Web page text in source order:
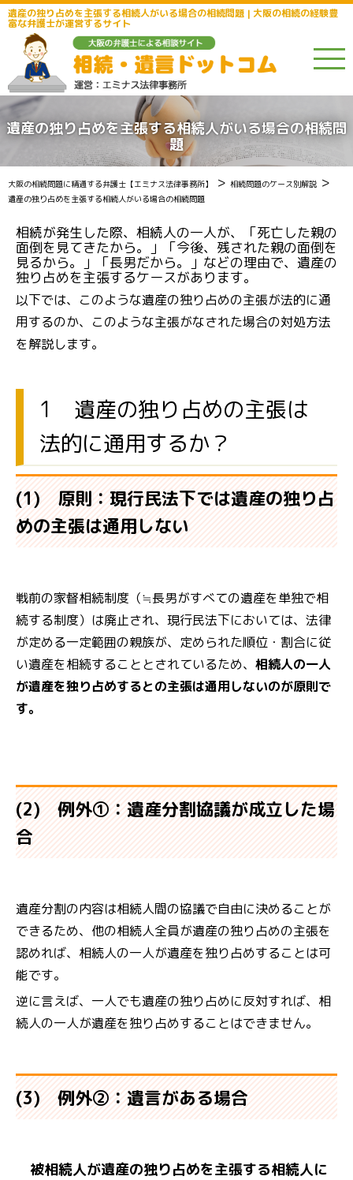
遺産の独り占めを主張する相続人がいる場合の相続問題 | 大阪の相続の経験豊
富な弁護士が運営するサイト
遺産の独り占めを主張する相続人がいる場合の相続問
題
大阪の相続問題に精通する弁護士【エミナス法律事務所】 > 相続問題のケース別解説 >
遺産の独り占めを主張する相続人がいる場合の相続問題
相続が発生した際、相続人の一人が、「死亡した親の
面倒を見てきたから。」「今後、残された親の面倒を
見るから。」「長男だから。」などの理由で、遺産の
独り占めを主張するケースがあります。
以下では、このような遺産の独り占めの主張が法的に通
用するのか、このような主張がなされた場合の対処方法
を解説します。
1 遺産の独り占めの主張は
法的に通用するか？
(1) 原則：現行民法下では遺産の独り占
めの主張は通用しない
戦前の家督相続制度（≒長男がすべての遺産を単独で相
続する制度）は廃止され、現行民法下においては、法律
が定める一定範囲の親族が、定められた順位・割合に従
い遺産を相続することとされているため、 相続人の一人
が遺産を独り占めするとの主張は通用しないのが原則で
す。
(2) 例外①：遺産分割協議が成立した場
合
遺産分割の内容は相続人間の協議で自由に決めることが
できるため、他の相続人全員が遺産の独り占めの主張を
認めれば、相続人の一人が遺産を独り占めすることは可
能です。
逆に言えば、一人でも遺産の独り占めに反対すれば、相
続人の一人が遺産を独り占めすることはできません。
(3) 例外②：遺言がある場合
被相続人が遺産の独り占めを主張する相続人に